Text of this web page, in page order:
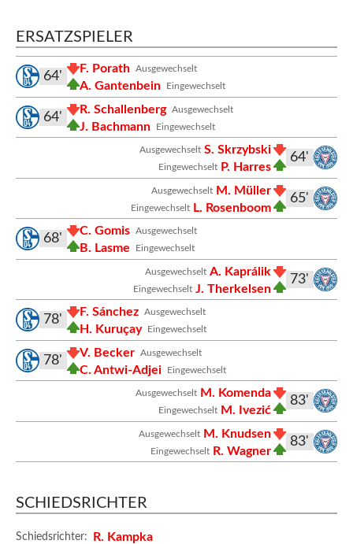
ERSATZSPIELER
Ausgewechselt
F. Porath
Eingewechselt
A. Gantenbein
64'
Ausgewechselt
R. Schallenberg
Eingewechselt
J. Bachmann
64'
64'
Ausgewechselt S. Skrzybski
Eingewechselt P. Harres
65'
Ausgewechselt M. Müller
Eingewechselt L. Rosenboom
Ausgewechselt
C. Gomis
Eingewechselt
B. Lasme
68'
73'
Ausgewechselt A. Kaprálik
Eingewechselt J. Therkelsen
Ausgewechselt
F. Sánchez
Eingewechselt
H. Kuruçay
78'
Ausgewechselt
V. Becker
Eingewechselt
C. Antwi-Adjei
78'
83'
Ausgewechselt M. Komenda
Eingewechselt M. Ivezić
83'
Ausgewechselt M. Knudsen
Eingewechselt R. Wagner
SCHIEDSRICHTER
Schiedsrichter: R. Kampka